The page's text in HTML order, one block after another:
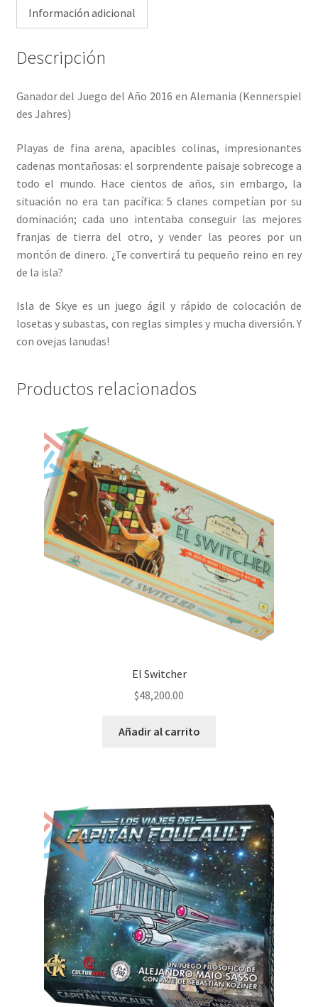
Información adicional
Descripción
Ganador del Juego del Año 2016 en Alemania (Kennerspiel
des Jahres)
Playas de fina arena, apacibles colinas, impresionantes
cadenas montañosas: el sorprendente paisaje sobrecoge a
todo el mundo. Hace cientos de años, sin embargo, la
situación no era tan pacífica: 5 clanes competían por su
dominación; cada uno intentaba conseguir las mejores
franjas de tierra del otro, y vender las peores por un
montón de dinero. ¿Te convertirá tu pequeño reino en rey
de la isla?
Isla de Skye es un juego ágil y rápido de colocación de
losetas y subastas, con reglas simples y mucha diversión. Y
con ovejas lanudas!
Productos relacionados
El Switcher
$48,200.00
Añadir al carrito